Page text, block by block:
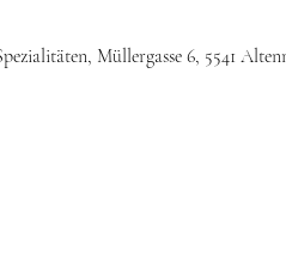
Müllergasse 6, 5541